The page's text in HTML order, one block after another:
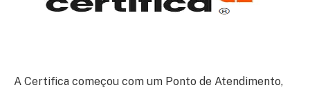
A Certifica começou com um Ponto de Atendimento,